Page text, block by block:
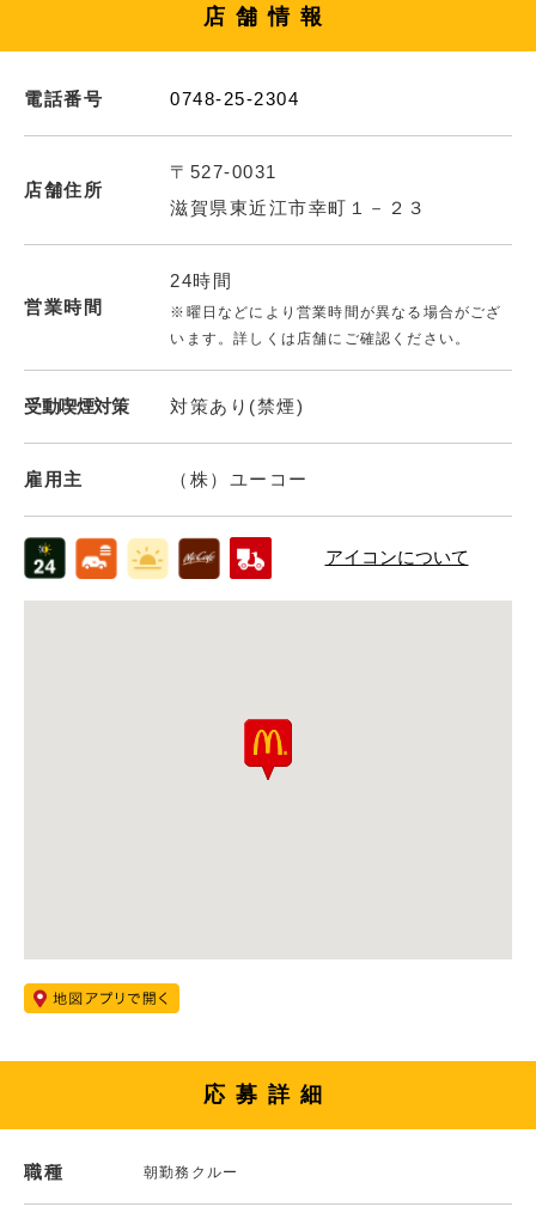
店舗情報
電話番号 0748-25-2304
店舗住所
〒527-0031
滋賀県東近江市幸町１－２３
営業時間
24時間
※曜日などにより営業時間が異なる場合がござ
います。詳しくは店舗にご確認ください。
受動喫煙対策 対策あり(禁煙)
雇用主 （株）ユーコー
アイコンについて
応募詳細
職種 朝勤務クルー